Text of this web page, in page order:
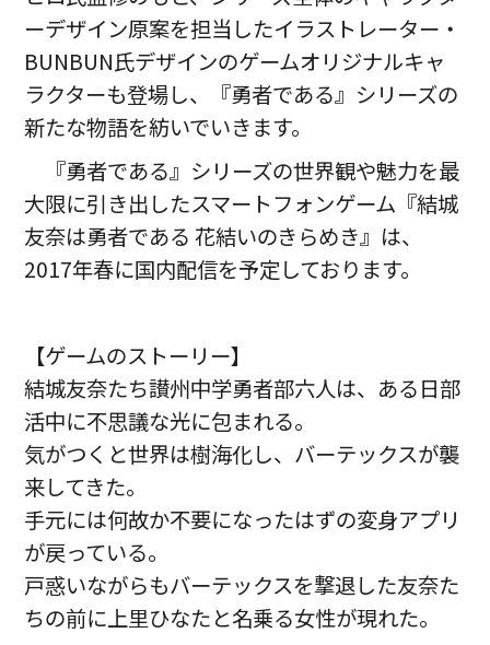
ーデザイン原案を担当したイラストレーター・
BUNBUN氏デザインのゲームオリジナルキャ
ラクターも登場し、『勇者である』シリーズの
新たな物語を紡いでいきます。
『勇者である』シリーズの世界観や魅力を最
大限に引き出したスマートフォンゲーム『結城
友奈は勇者である 花結いのきらめき』は、
2017年春に国内配信を予定しております。
【ゲームのストーリー】
結城友奈たち讃州中学勇者部六人は、ある日部
活中に不思議な光に包まれる。
気がつくと世界は樹海化し、バーテックスが襲
来してきた。
手元には何故か不要になったはずの変身アプリ
が戻っている。
戸惑いながらもバーテックスを撃退した友奈た
ちの前に上里ひなたと名乗る女性が現れた。